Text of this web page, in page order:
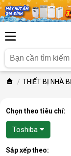
THIẾT BỊ NHÀ
Chọn theo tiêu chí:
Toshiba
Sắp xếp theo: